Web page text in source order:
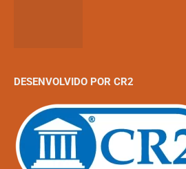
DESENVOLVIDO POR CR2